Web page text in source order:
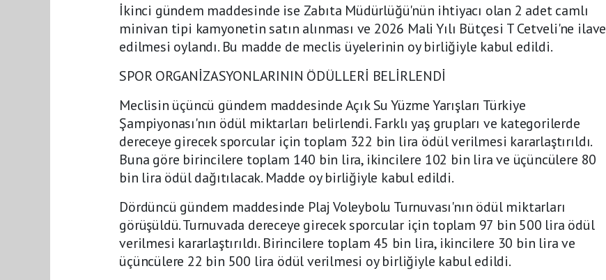
İkinci gündem maddesinde ise Zabıta Müdürlüğü'nün ihtiyacı olan 2 adet camlı
minivan tipi kamyonetin satın alınması ve 2026 Mali Yılı Bütçesi T Cetveli'ne ilave
edilmesi oylandı. Bu madde de meclis üyelerinin oy birliğiyle kabul edildi.
SPOR ORGANİZASYONLARININ ÖDÜLLERİ BELİRLENDİ
Meclisin üçüncü gündem maddesinde Açık Su Yüzme Yarışları Türkiye
Şampiyonası'nın ödül miktarları belirlendi. Farklı yaş grupları ve kategorilerde
dereceye girecek sporcular için toplam 322 bin lira ödül verilmesi kararlaştırıldı.
Buna göre birincilere toplam 140 bin lira, ikincilere 102 bin lira ve üçüncülere 80
bin lira ödül dağıtılacak. Madde oy birliğiyle kabul edildi.
Dördüncü gündem maddesinde Plaj Voleybolu Turnuvası'nın ödül miktarları
görüşüldü. Turnuvada dereceye girecek sporcular için toplam 97 bin 500 lira ödül
verilmesi kararlaştırıldı. Birincilere toplam 45 bin lira, ikincilere 30 bin lira ve
üçüncülere 22 bin 500 lira ödül verilmesi oy birliğiyle kabul edildi.